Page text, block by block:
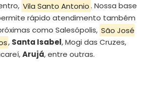
Vila Santo Antonio. Nossa base
rápido atendimento também
como Salesópolis, São José
, Santa Isabel, Mogi das Cruzes,
Arujá, entre outras.